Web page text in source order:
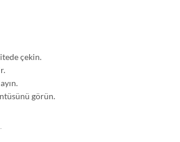
çekin.
görün.